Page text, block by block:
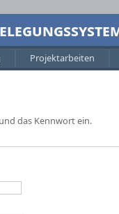
Projektarbeiten
das Kennwort ein.